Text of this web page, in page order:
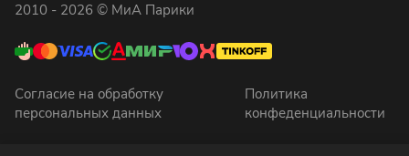
2010 - 2026 © МиА Парики
Согласие на обработку
персональных данных
Политика
конфеденциальности